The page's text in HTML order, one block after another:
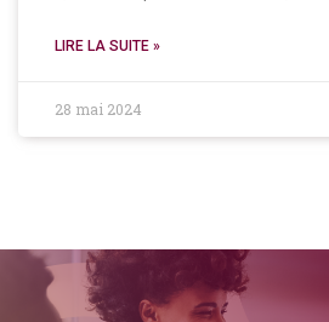
LIRE LA SUITE »
28 mai 2024